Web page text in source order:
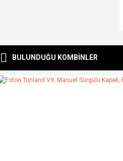
BULUNDUĞU KOMBİNLER